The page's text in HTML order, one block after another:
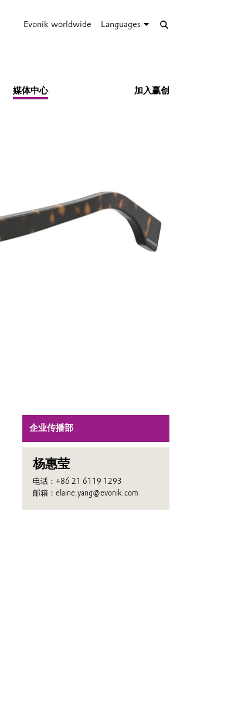
Evonik worldwide Languages
媒体中心 加入赢创
企业传播部
杨惠莹
电话：+86 21 6119 1293
邮箱：elaine.yang@evonik.com